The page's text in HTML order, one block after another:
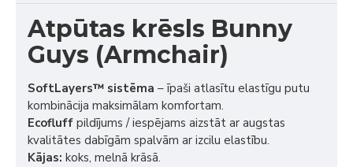
Atpūtas krēsls Bunny
Guys (Armchair)
SoftLayers™ sistēma – īpaši atlasītu elastīgu putu
kombinācija maksimālam komfortam.
Ecofluff pildījums / iespējams aizstāt ar augstas
kvalitātes dabīgām spalvām ar izcilu elastību.
Kājas: koks, melnā krāsā.